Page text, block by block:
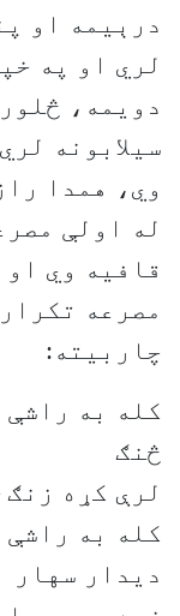
درېیمه او
لري او په
دویمه،
سیلابونه
وي، همدا
له اولې
قافیه وي
مصرعه
چاربیته:
کله به
څنګ
لرې کړه
کله به
دیدار سهار